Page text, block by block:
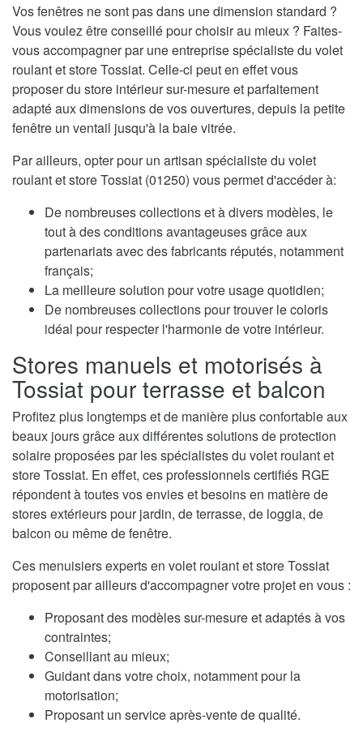
Vos fenêtres ne sont pas dans une dimension standard ?
Vous voulez être conseillé pour choisir au mieux ? Faites-
vous accompagner par une entreprise spécialiste du volet
roulant et store Tossiat. Celle-ci peut en effet vous
proposer du store intérieur sur-mesure et parfaitement
adapté aux dimensions de vos ouvertures, depuis la petite
fenêtre un ventail jusqu'à la baie vitrée.
Par ailleurs, opter pour un artisan spécialiste du volet
roulant et store Tossiat (01250) vous permet d'accéder à:
De nombreuses collections et à divers modèles, le
tout à des conditions avantageuses grâce aux
partenariats avec des fabricants réputés, notamment
français;
La meilleure solution pour votre usage quotidien;
De nombreuses collections pour trouver le coloris
idéal pour respecter l'harmonie de votre intérieur.
Stores manuels et motorisés à
Tossiat pour terrasse et balcon
Profitez plus longtemps et de manière plus confortable aux
beaux jours grâce aux différentes solutions de protection
solaire proposées par les spécialistes du volet roulant et
store Tossiat. En effet, ces professionnels certifiés RGE
répondent à toutes vos envies et besoins en matière de
stores extérieurs pour jardin, de terrasse, de loggia, de
balcon ou même de fenêtre.
Ces menuisiers experts en volet roulant et store Tossiat
proposent par ailleurs d'accompagner votre projet en vous :
Proposant des modèles sur-mesure et adaptés à vos
contraintes;
Conseillant au mieux;
Guidant dans votre choix, notamment pour la
motorisation;
Proposant un service après-vente de qualité.